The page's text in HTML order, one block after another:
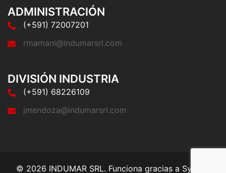
ADMINISTRACIÓN
(+591) 72007201
rmamani@indumarsrl.com
DIVISIÓN INDUSTRIA
(+591) 68226109
jmendoza@indumarsrl.com
© 2026 INDUMAR SRL. Funciona gracias a Sydney